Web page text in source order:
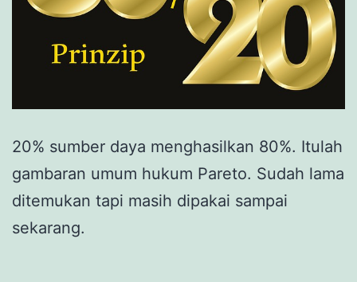
20% sumber daya menghasilkan 80%. Itulah
gambaran umum hukum Pareto. Sudah lama
ditemukan tapi masih dipakai sampai
sekarang.